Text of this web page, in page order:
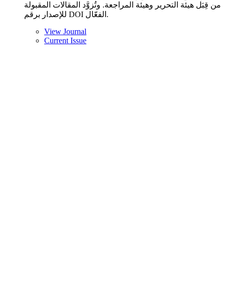
من قِبَل هيئة التحرير وهيئة المراجعة. وتُزوَّد المقالات المقبولة
للإصدار برقم DOI الفعّال.
View Journal
Current Issue